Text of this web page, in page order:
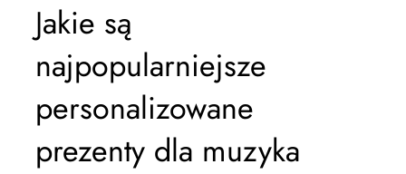
Jakie są
najpopularniejsze
personalizowane
prezenty dla muzyka